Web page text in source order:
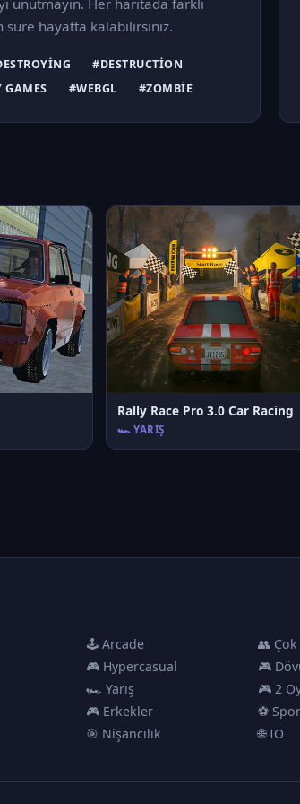
unutmayın. Her haritada farklı
süre hayatta kalabilirsiniz.
#DESTRUCTION
GAMES #WEBGL #ZOMBIE
Rally Race Pro 3.0 Car Racing
🏎️ YARIŞ
🕹️ Arcade
🎮 Hypercasual
🏎️ Yarış
🎮 Erkekler
🎯 Nişancılık
👥
🎮
🎮 2
⚽ Spor
🌐 IO